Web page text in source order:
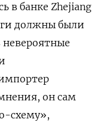
в банке Zhejiang
должны были
невероятные
он сам
схему»,